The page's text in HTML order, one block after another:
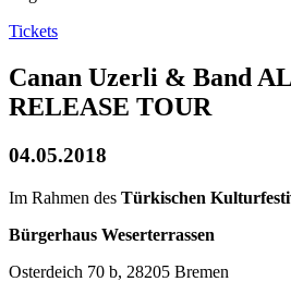
Tickets
Canan Uzerli & Band
RELEASE TOUR
04.05.2018
Im Rahmen des Türkischen
Bürgerhaus Weserterrassen
Osterdeich 70 b, 28205 Bremen